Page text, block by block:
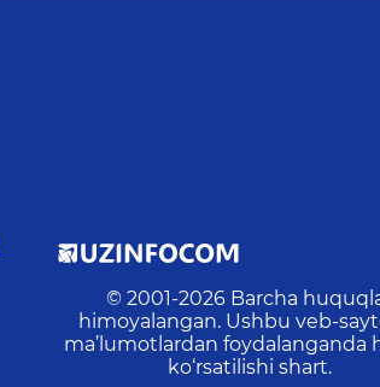
© 2001-2026 Barcha
himoyalangan. Ushbu veb-
ma’lumotlardan foydalanganda
ko‘rsatilishi shart.